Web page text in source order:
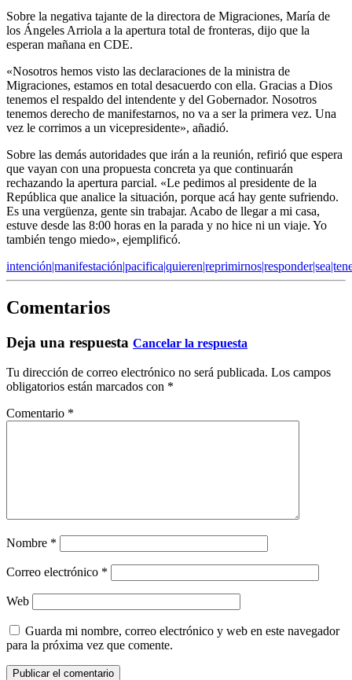
Sobre la negativa tajante de la directora de Migraciones, María de
los Ángeles Arriola a la apertura total de fronteras, dijo que la
esperan mañana en CDE.
«Nosotros hemos visto las declaraciones de la ministra de
Migraciones, estamos en total desacuerdo con ella. Gracias a Dios
tenemos el respaldo del intendente y del Gobernador. Nosotros
tenemos derecho de manifestarnos, no va a ser la primera vez. Una
vez le corrimos a un vicepresidente», añadió.
Sobre las demás autoridades que irán a la reunión, refirió que espera
que vayan con una propuesta concreta ya que continuarán
rechazando la apertura parcial. «Le pedimos al presidente de la
República que analice la situación, porque acá hay gente sufriendo.
Es una vergüenza, gente sin trabajar. Acabo de llegar a mi casa,
estuve desde las 8:00 horas en la parada y no hice ni un viaje. Yo
también tengo miedo», ejemplificó.
Comentarios
Deja una respuesta Cancelar la respuesta
Tu dirección de correo electrónico no será publicada. Los campos
obligatorios están marcados con *
Comentario *
Nombre *
Correo electrónico *
Web
Guarda mi nombre, correo electrónico y web en este navegador
para la próxima vez que comente.